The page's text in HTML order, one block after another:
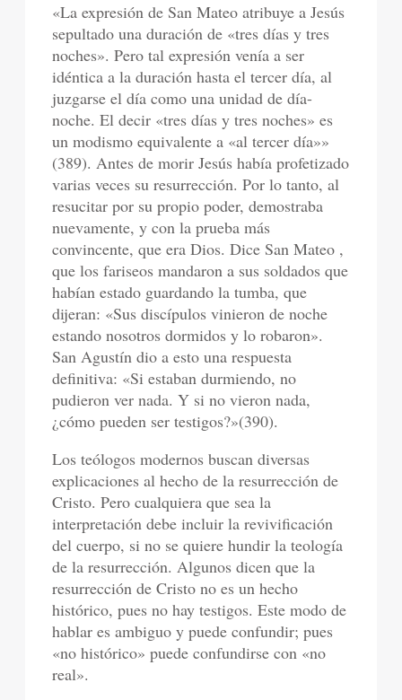
«La expresión de San Mateo atribuye a Jesús
sepultado una duración de «tres días y tres
noches». Pero tal expresión venía a ser
idéntica a la duración hasta el tercer día, al
juzgarse el día como una unidad de día-
noche. El decir «tres días y tres noches» es
un modismo equivalente a «al tercer día»»
(389). Antes de morir Jesús había profetizado
varias veces su resurrección. Por lo tanto, al
resucitar por su propio poder, demostraba
nuevamente, y con la prueba más
convincente, que era Dios. Dice San Mateo ,
que los fariseos mandaron a sus soldados que
habían estado guardando la tumba, que
dijeran: «Sus discípulos vinieron de noche
estando nosotros dormidos y lo robaron».
San Agustín dio a esto una respuesta
definitiva: «Si estaban durmiendo, no
pudieron ver nada. Y si no vieron nada,
¿cómo pueden ser testigos?»(390).
Los teólogos modernos buscan diversas
explicaciones al hecho de la resurrección de
Cristo. Pero cualquiera que sea la
interpretación debe incluir la revivificación
del cuerpo, si no se quiere hundir la teología
de la resurrección. Algunos dicen que la
resurrección de Cristo no es un hecho
histórico, pues no hay testigos. Este modo de
hablar es ambiguo y puede confundir; pues
«no histórico» puede confundirse con «no
real».